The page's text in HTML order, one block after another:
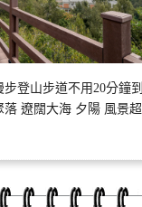
登山步道不用20分鐘到
落 遼闊大海 夕陽 風景超